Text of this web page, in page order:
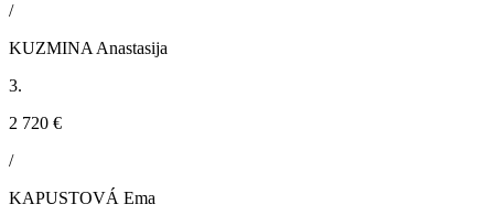
/
KUZMINA Anastasija
3.
2 720 €
/
KAPUSTOVÁ Ema